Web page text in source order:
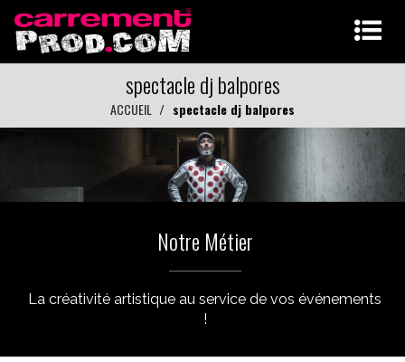
spectacle dj balpores
ACCUEIL spectacle dj balpores
Notre Métier
La créativité artistique au service de vos événements
!